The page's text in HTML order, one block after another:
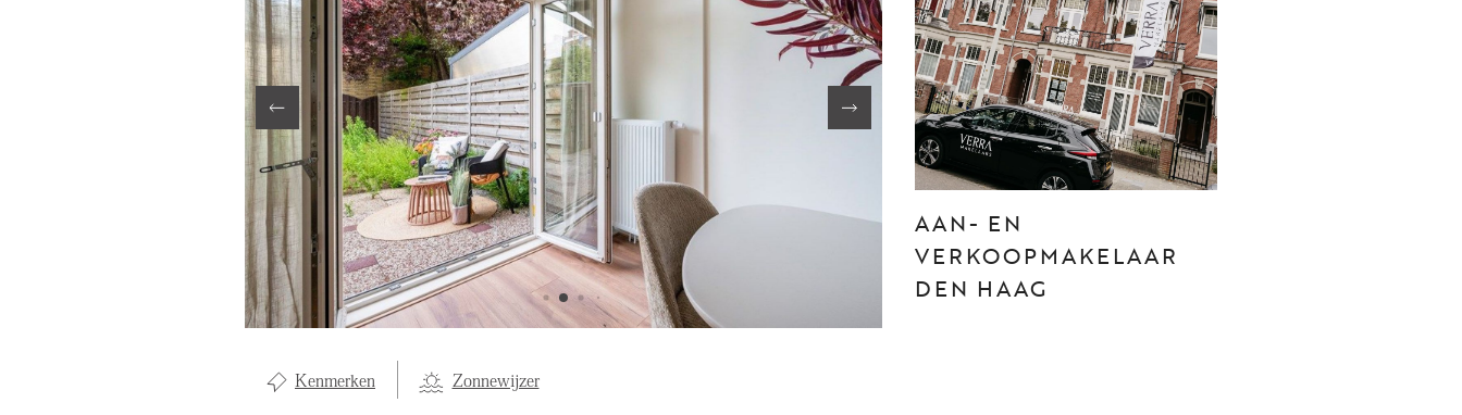
Kenmerken Zonnewijzer
AAN- EN
VERKOOPMAKELAAR
DEN HAAG
LOCAL LIFE
OVER ONS
CONTACT
OVER ONS CONTACT
Den Haag
Hillegersberg